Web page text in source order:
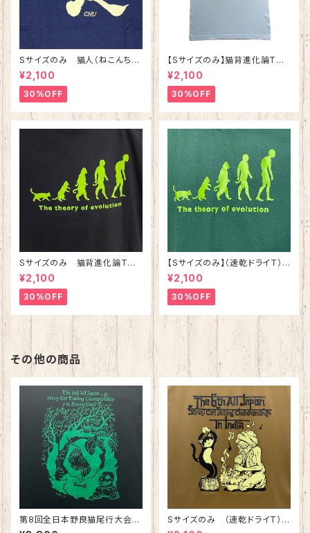
Sサイズのみ 猫人（ねこんち
ゅ）Tシャツ インディゴ 綿10
0%
¥2,100
30%OFF
【Sサイズのみ】猫背進化論Tシ
ャツ ライトブルー 綿100%
¥2,100
30%OFF
Sサイズのみ 猫背進化論Tシ
ャツ ブラック 綿100%
¥2,100
30%OFF
【Sサイズのみ】（速乾ドライＴ）
猫背進化論Tシャツ アイビーグ
リーン
¥2,100
30%OFF
その他の商品
第8回全日本野良猫尾行大会®︎i
nドイツ Light（ライト） 綿10
Sサイズのみ （速乾ドライT）第
六回 全日本野良猫尾行大会Ⓡ